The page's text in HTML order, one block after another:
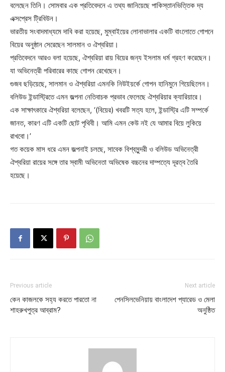
বলেছেন তিনি। সোমবার এক প্রতিবেদনে এ তথ্য জানিয়েছে পাকিস্তানভিত্তিক দ্য
এক্সপ্রেস ট্রিবিউন।
ভারতীয় সংবাদমাধ্যমে দাবি করা হয়েছে, মুম্বাইয়ের লোনাভালার একটি বাংলোতে গোপনে
বিয়ের অনুষ্ঠান সেরেছেন সালমান ও ঐশ্বরিয়া।
প্রতিবেদনে আরও বলা হয়েছে, ঐশ্বরিয়া রায় বিয়ের জন্য ইসলাম ধর্ম গ্রহণ করেছেন।
যা অভিনেত্রী পরিবারের কাছে গোপন রেখেছেন।
গুজব ছড়িয়েছে, সালমান ও ঐশ্বরিয়া এমনকি নিউইয়র্কে গোপন হানিমুনে গিয়েছিলেন।
বলিউড ইন্ডাস্ট্রিতে এমন জল্পনা নেতিবাচক প্রভাব ফেলেছে ঐশ্বরিয়ার ক্যারিয়ারে।
এক সাক্ষাৎকারে ঐশ্বরিয়া বলেছেন, ‘(বিয়ের) খবরটি সত্য হলে, ইন্ডাস্ট্রি এটি সম্পর্কে
জানত, কারণ এটি একটি ছোট পৃথিবী। আমি এমন কেউ নই যে আমার বিয়ে লুকিয়ে
রাখবো।’
গত কয়েক মাস ধরে এমন জল্পনাই চলছে, সাবেক বিশ্বসুন্দরী ও বলিউড অভিনেত্রী
ঐশ্বরিয়া রায়ের সঙ্গে তার স্বামী অভিনেতা অভিষেক বচ্চনের দাম্পত্যে দূরত্ব তৈরি
হয়েছে।
Previous article
কেন কাজলকে সহ্য করতে পারতো না
শাহরুখপুত্র আব্রাম?
Next article
পেনসিলভেনিয়ায় বাংলাদেশ প্যারেড ও মেলা
অনুষ্ঠিত